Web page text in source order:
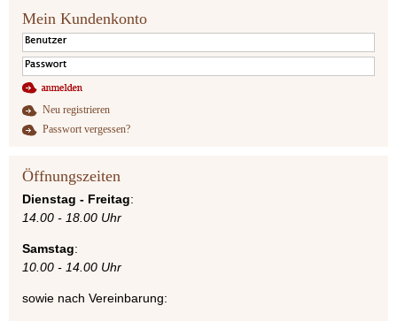
Mein Kundenkonto
Neu registrieren
Passwort vergessen?
Öffnungszeiten
Dienstag - Freitag:
14.00 - 18.00 Uhr
Samstag:
10.00 - 14.00 Uhr
sowie nach Vereinbarung: